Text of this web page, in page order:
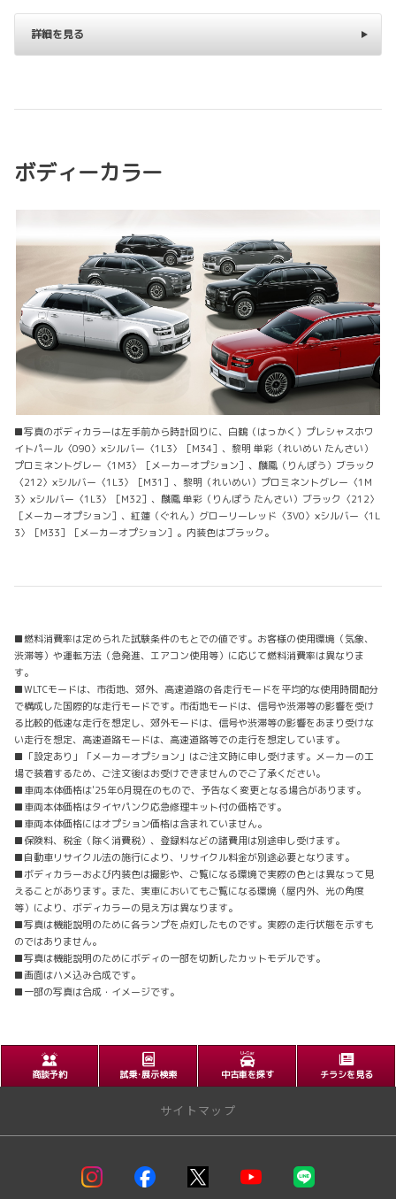
詳細を見る
ボディーカラー
■写真のボディカラーは左手前から時計回りに、白鶴（はっかく）プレシャスホワ
イトパール〈090〉×シルバー〈1L3〉［M34］、黎明 単彩（れいめい たんさい）
プロミネントグレー〈1M3〉［メーカーオプション］、麟鳳（りんぽう）ブラック
〈212〉×シルバー〈1L3〉［M31］、黎明（れいめい）プロミネントグレー〈1M
3〉×シルバー〈1L3〉［M32］、麟鳳 単彩（りんぽう たんさい）ブラック〈212〉
［メーカーオプション］、紅蓮（ぐれん）グローリーレッド〈3V0〉×シルバー〈1L
3〉［M33］［メーカーオプション］。内装色はブラック。
■燃料消費率は定められた試験条件のもとでの値です。お客様の使用環境（気象、
渋滞等）や運転方法（急発進、エアコン使用等）に応じて燃料消費率は異なりま
す。
■WLTCモードは、市街地、郊外、高速道路の各走行モードを平均的な使用時間配分
で構成した国際的な走行モードです。市街地モードは、信号や渋滞等の影響を受け
る比較的低速な走行を想定し、郊外モードは、信号や渋滞等の影響をあまり受けな
い走行を想定、高速道路モードは、高速道路等での走行を想定しています。
■「設定あり」「メーカーオプション」はご注文時に申し受けます。メーカーの工
場で装着するため、ご注文後はお受けできませんのでご了承ください。
■車両本体価格は'25年6月現在のもので、予告なく変更となる場合があります。
■車両本体価格はタイヤパンク応急修理キット付の価格です。
■車両本体価格にはオプション価格は含まれていません。
■保険料、税金（除く消費税）、登録料などの諸費用は別途申し受けます。
■自動車リサイクル法の施行により、リサイクル料金が別途必要となります。
■ボディカラーおよび内装色は撮影や、ご覧になる環境で実際の色とは異なって見
えることがあります。また、実車においてもご覧になる環境（屋内外、光の角度
等）により、ボディカラーの見え方は異なります。
■写真は機能説明のために各ランプを点灯したものです。実際の走行状態を示すも
のではありません。
■写真は機能説明のためにボディの一部を切断したカットモデルです。
■画面はハメ込み合成です。
■一部の写真は合成・イメージです。
商談予約 試乗･展示検索 中古車を探す チラシを見る
サイトマップ